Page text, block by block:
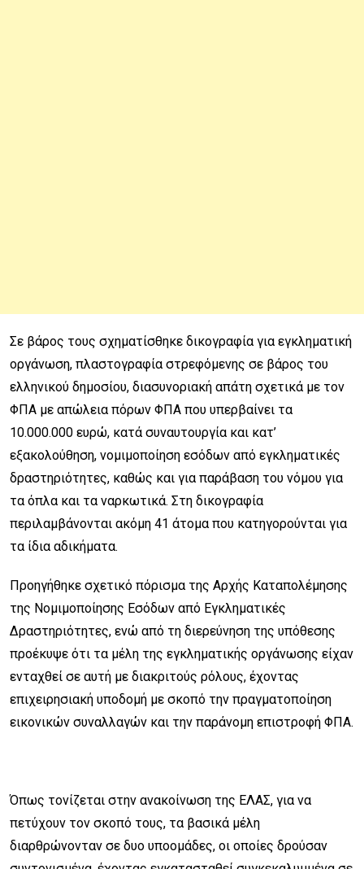
Σε βάρος τους σχηματίσθηκε δικογραφία για εγκληματική
οργάνωση, πλαστογραφία στρεφόμενης σε βάρος του
ελληνικού δημοσίου, διασυνοριακή απάτη σχετικά με τον
ΦΠΑ με απώλεια πόρων ΦΠΑ που υπερβαίνει τα
10.000.000 ευρώ, κατά συναυτουργία και κατ’
εξακολούθηση, νομιμοποίηση εσόδων από εγκληματικές
δραστηριότητες, καθώς και για παράβαση του νόμου για
τα όπλα και τα ναρκωτικά. Στη δικογραφία
περιλαμβάνονται ακόμη 41 άτομα που κατηγορούνται για
τα ίδια αδικήματα.
Προηγήθηκε σχετικό πόρισμα της Αρχής Καταπολέμησης
της Νομιμοποίησης Εσόδων από Εγκληματικές
Δραστηριότητες, ενώ από τη διερεύνηση της υπόθεσης
προέκυψε ότι τα μέλη της εγκληματικής οργάνωσης είχαν
ενταχθεί σε αυτή με διακριτούς ρόλους, έχοντας
επιχειρησιακή υποδομή με σκοπό την πραγματοποίηση
εικονικών συναλλαγών και την παράνομη επιστροφή ΦΠΑ.
Όπως τονίζεται στην ανακοίνωση της ΕΛΑΣ, για να
πετύχουν τον σκοπό τους, τα βασικά μέλη
διαρθρώνονταν σε δυο υποομάδες, οι οποίες δρούσαν